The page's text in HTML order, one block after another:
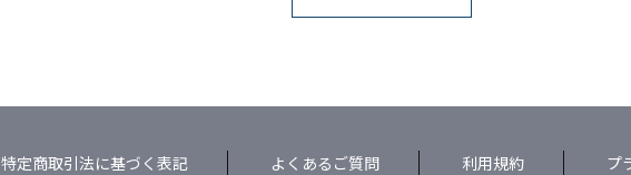
特定商取引法に基づく表記 よくあるご質問 利用規約 プ